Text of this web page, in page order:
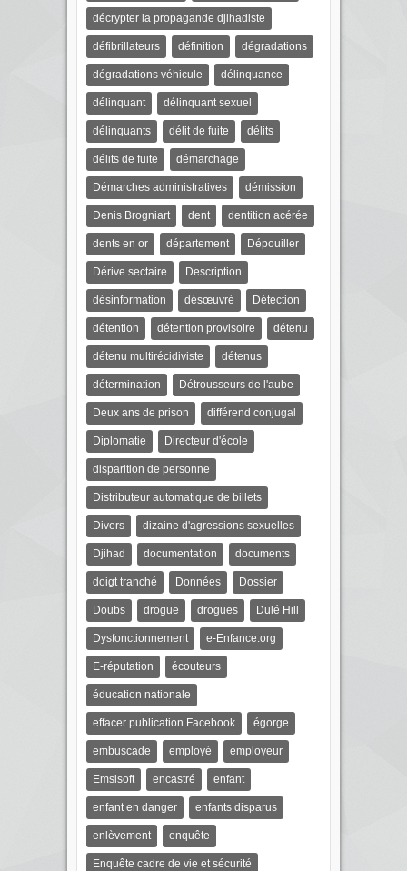
décrypter la propagande djihadiste
défibrillateurs définition dégradations
dégradations véhicule délinquance
délinquant délinquant sexuel
délinquants délit de fuite délits
délits de fuite démarchage
Démarches administratives démission
Denis Brogniart dent dentition acérée
dents en or département Dépouiller
Dérive sectaire Description
désinformation désœuvré Détection
détention détention provisoire détenu
détenu multirécidiviste détenus
détermination Détrousseurs de l'aube
Deux ans de prison différend conjugal
Diplomatie Directeur d'école
disparition de personne
Distributeur automatique de billets
Divers dizaine d'agressions sexuelles
Djihad documentation documents
doigt tranché Données Dossier
Doubs drogue drogues Dulé Hill
Dysfonctionnement e-Enfance.org
E-réputation écouteurs
éducation nationale
effacer publication Facebook égorge
embuscade employé employeur
Emsisoft encastré enfant
enfant en danger enfants disparus
enlèvement enquête
Enquête cadre de vie et sécurité